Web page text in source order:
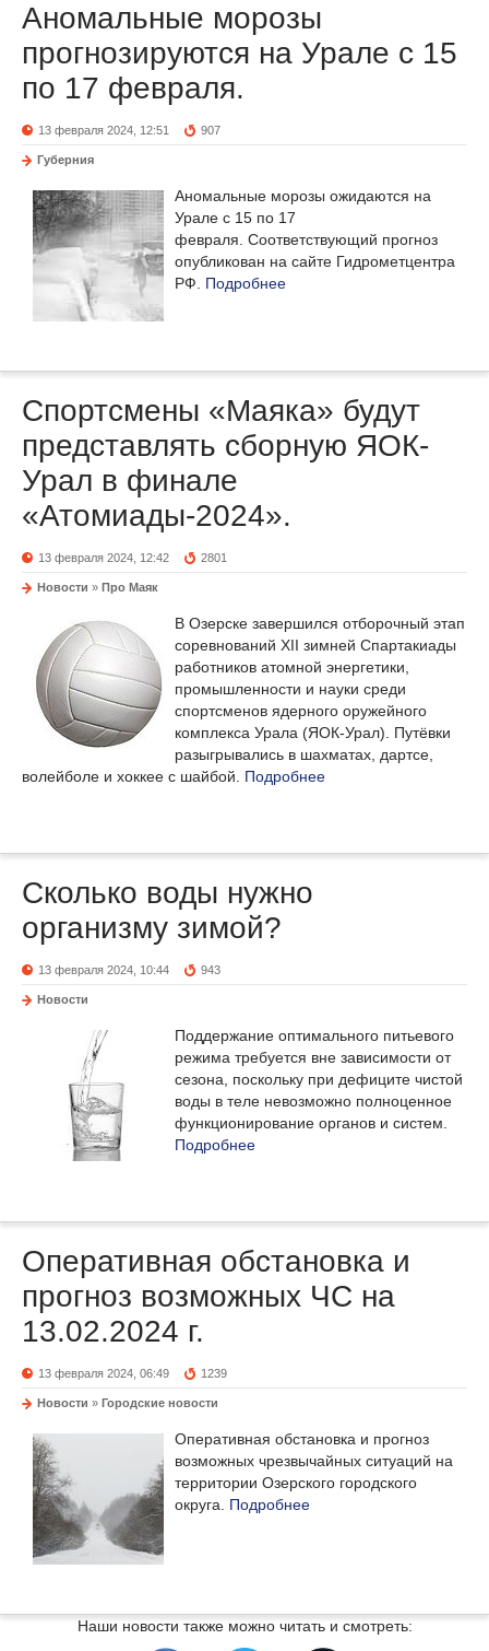
Аномальные морозы
прогнозируются на Урале с 15
по 17 февраля.
13 февраля 2024, 12:51 907
Губерния
Аномальные морозы ожидаются на
Урале с 15 по 17
февраля. Соответствующий прогноз
опубликован на сайте Гидрометцентра
РФ. Подробнее
Спортсмены «Маяка» будут
представлять сборную ЯОК-
Урал в финале
«Атомиады-2024».
13 февраля 2024, 12:42 2801
Новости » Про Маяк
В Озерске завершился отборочный этап
соревнований XII зимней Спартакиады
работников атомной энергетики,
промышленности и науки среди
спортсменов ядерного оружейного
комплекса Урала (ЯОК-Урал). Путёвки
разыгрывались в шахматах, дартсе,
волейболе и хоккее с шайбой. Подробнее
Сколько воды нужно
организму зимой?
13 февраля 2024, 10:44 943
Новости
Поддержание оптимального питьевого
режима требуется вне зависимости от
сезона, поскольку при дефиците чистой
воды в теле невозможно полноценное
функционирование органов и систем.
Подробнее
Оперативная обстановка и
прогноз возможных ЧС на
13.02.2024 г.
13 февраля 2024, 06:49 1239
Новости » Городские новости
Оперативная обстановка и прогноз
возможных чрезвычайных ситуаций на
территории Озерского городского
округа. Подробнее
Наши новости также можно читать и смотреть: